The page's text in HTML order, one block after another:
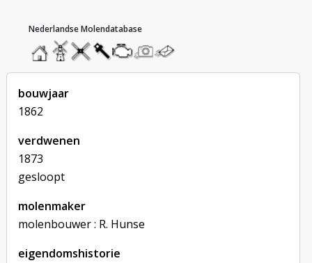
homemolendatabase
roedendatabase
assendatabase
motorendatabase
stuur
een
foto
stuur
een
bericht
bouwjaar
1862
verdwenen
1873
gesloopt
molenmaker
molenbouwer : R. Hunse
eigendomshistorie